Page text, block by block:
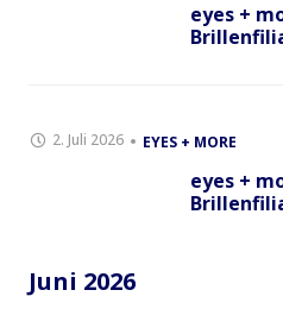
eyes +
2. Juli 2026 EYES + MORE
eyes +
Juni 2026